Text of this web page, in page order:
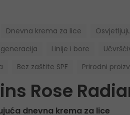
Dnevna krema za lice
Linije i bore
Bez zaštite SPF Prirodni
Rose
dnevna krema za lice